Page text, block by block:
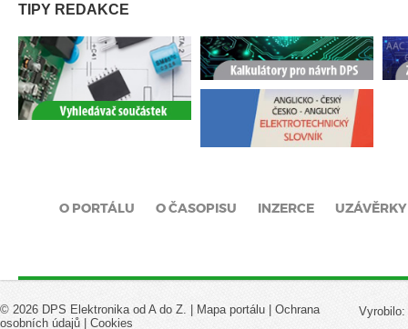
TIPY REDAKCE
O PORTÁLU O ČASOPISU INZERCE UZÁVĚRKY
Vyrobilo:
© 2026 DPS Elektronika od A do Z. | Mapa portálu
Ochrana
osobních údajů
Cookies